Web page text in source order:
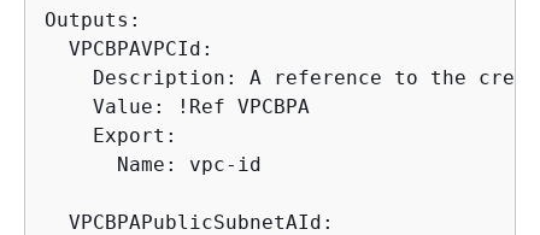
Outputs:
  VPCBPAVPCId:
Description: A reference to the
    Value: !Ref VPCBPA
    Export:
      Name: vpc-id
  VPCBPAPublicSubnetAId: